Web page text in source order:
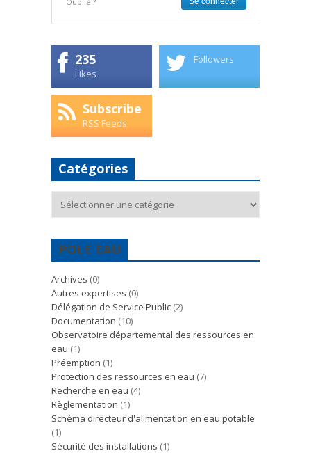
235
Likes
Followers
Subscribe
RSS Feeds
Catégories
POLE EAU
Archives (0)
Autres expertises (0)
Délégation de Service Public (2)
Documentation (10)
Observatoire départemental des ressources en
eau (1)
Préemption (1)
Protection des ressources en eau (7)
Recherche en eau (4)
Règlementation (1)
Schéma directeur d'alimentation en eau potable
(1)
Sécurité des installations (1)